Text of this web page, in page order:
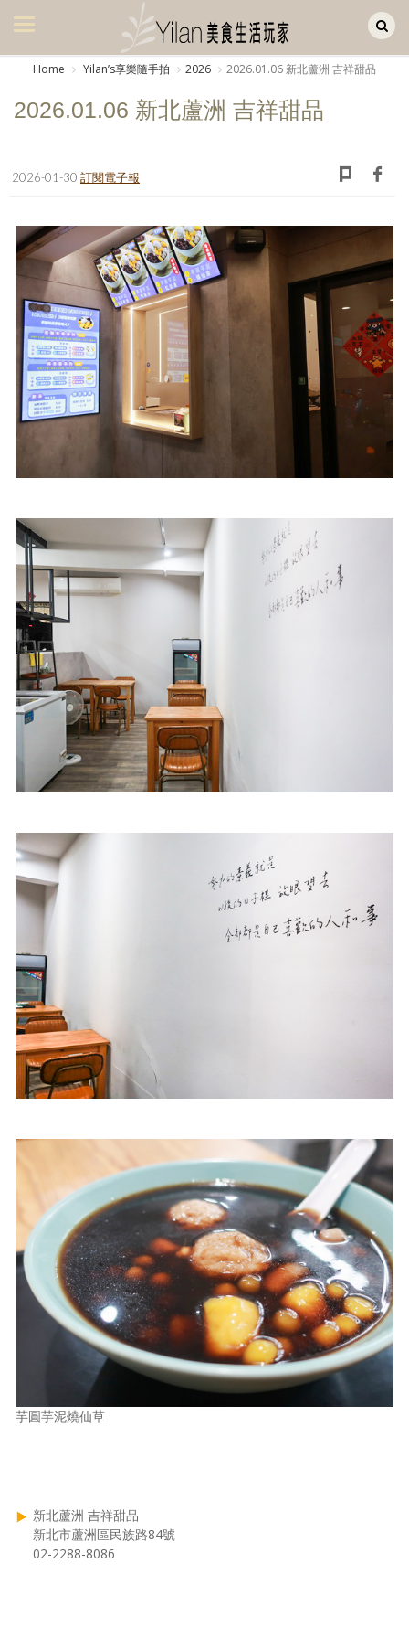
美食集
生活風
書房集
日記簿
餐桌週記
享樂隨手拍
歷史區
關於Yilan
個人著作
活動實況記錄
媒體報導一覽
合作與代言
訂閱電子報
Home Yilanʼs享樂隨手拍 2026 2026.01.06 新北蘆洲 吉祥甜品
2026.01.06 新北蘆洲 吉祥甜品
2026-01-30 訂閱電子報
芋圓芋泥燒仙草
新北蘆洲 吉祥甜品
新北市蘆洲區民族路84號
02-2288-8086